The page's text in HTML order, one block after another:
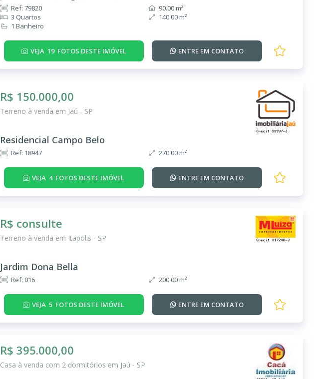
Ref: 79820
3 Quartos
1 Banheiro
90.00 m²
140.00 m²
VEJA 19 FOTOS DESTE IMÓVEL ENTRE EM CONTATO
R$ 150.000,00
Terreno à venda em Jaú - SP
Residencial Campo Belo
Ref: 18947 270.00 m²
VEJA 4 FOTOS DESTE IMÓVEL ENTRE EM CONTATO
R$ consulte
Terreno à venda em Itapolis - SP
Jardim Dona Bella
Ref: 016 200.00 m²
VEJA 5 FOTOS DESTE IMÓVEL ENTRE EM CONTATO
R$ 395.000,00
Casa à venda com 2 dormitórios em Jaú - SP